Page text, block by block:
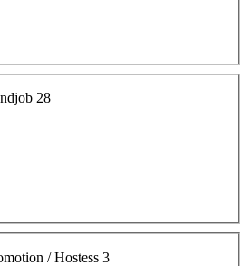
28
/ Hostess 3